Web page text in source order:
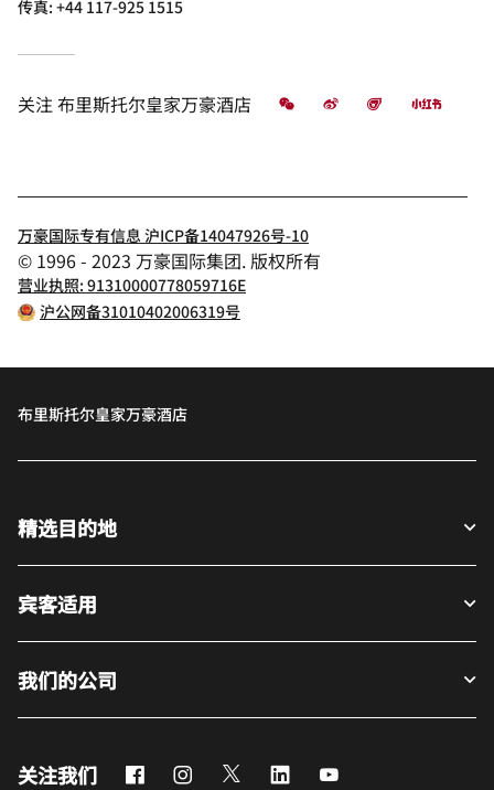
传真:+44 117-925 1515
关注布里斯托尔皇家万豪酒店 微信 微博 飞猪 小红书
万豪国际专有信息 沪ICP备14047926号-10
© 1996 - 2023 万豪国际集团. 版权所有
营业执照: 91310000778059716E
沪公网备31010402006319号
布里斯托尔皇家万豪酒店
精选目的地
宾客适用
我们的公司
关注我们 FacebookInstagram
Twitter LinkedIn